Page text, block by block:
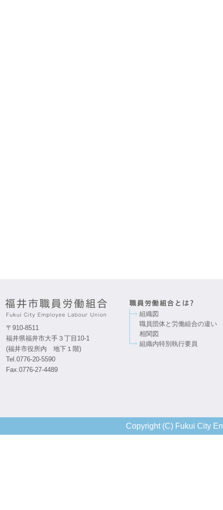
〒910-8511
福井県福井市大手３丁目10-1
(福井市役所内 地下１階)
Tel.0776-20-5590
Fax.0776-27-4489
組織図
職員団体と労働組合の違い
相関図
組織内特別執行要員
Copyright (C) Fukui City